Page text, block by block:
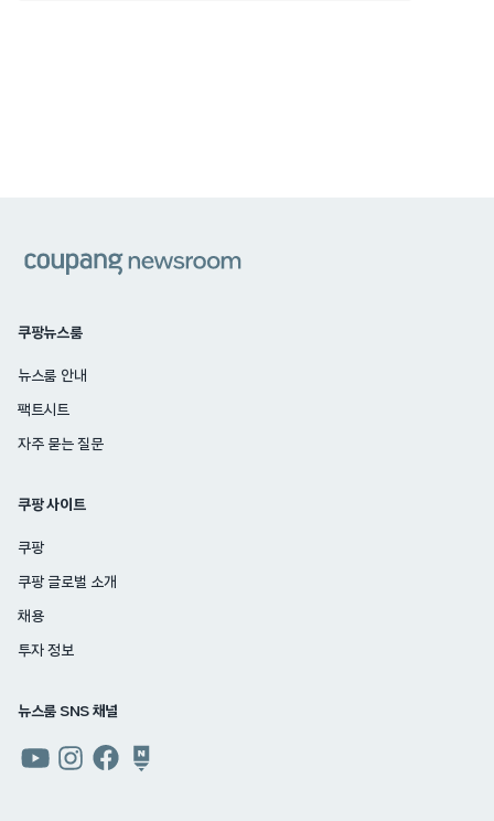
쿠팡뉴스룸
뉴스룸 안내
팩트시트
자주 묻는 질문
쿠팡 사이트
쿠팡
쿠팡 글로벌 소개
채용
투자 정보
뉴스룸 SNS 채널